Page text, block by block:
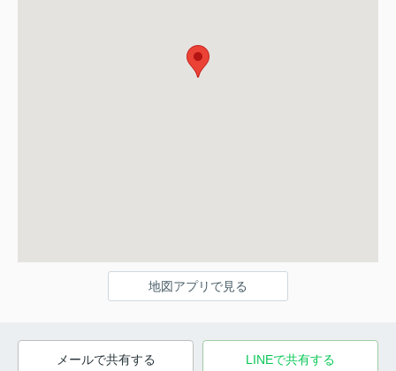
地図アプリで見る
メールで共有する LINEで共有する